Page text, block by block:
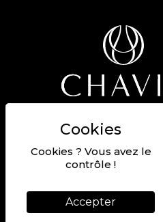
Cookies ? Vous avez le
contrôle !
Accepter
Nous contacter
KIT PRESSE